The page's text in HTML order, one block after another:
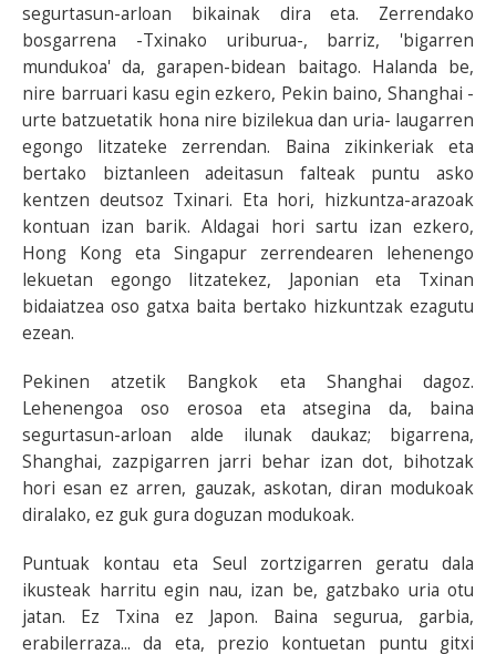
segurtasun-arloan bikainak dira eta. Zerrendako
bosgarrena -Txinako uriburua-, barriz, 'bigarren
mundukoa' da, garapen-bidean baitago. Halanda be,
nire barruari kasu egin ezkero, Pekin baino, Shanghai -
urte batzuetatik hona nire bizilekua dan uria- laugarren
egongo litzateke zerrendan. Baina zikinkeriak eta
bertako biztanleen adeitasun falteak puntu asko
kentzen deutsoz Txinari. Eta hori, hizkuntza-arazoak
kontuan izan barik. Aldagai hori sartu izan ezkero,
Hong Kong eta Singapur zerrendearen lehenengo
lekuetan egongo litzatekez, Japonian eta Txinan
bidaiatzea oso gatxa baita bertako hizkuntzak ezagutu
ezean.
Pekinen atzetik Bangkok eta Shanghai dagoz.
Lehenengoa oso erosoa eta atsegina da, baina
segurtasun-arloan alde ilunak daukaz; bigarrena,
Shanghai, zazpigarren jarri behar izan dot, bihotzak
hori esan ez arren, gauzak, askotan, diran modukoak
diralako, ez guk gura doguzan modukoak.
Puntuak kontau eta Seul zortzigarren geratu dala
ikusteak harritu egin nau, izan be, gatzbako uria otu
jatan. Ez Txina ez Japon. Baina segurua, garbia,
erabilerraza... da eta, prezio kontuetan puntu gitxi